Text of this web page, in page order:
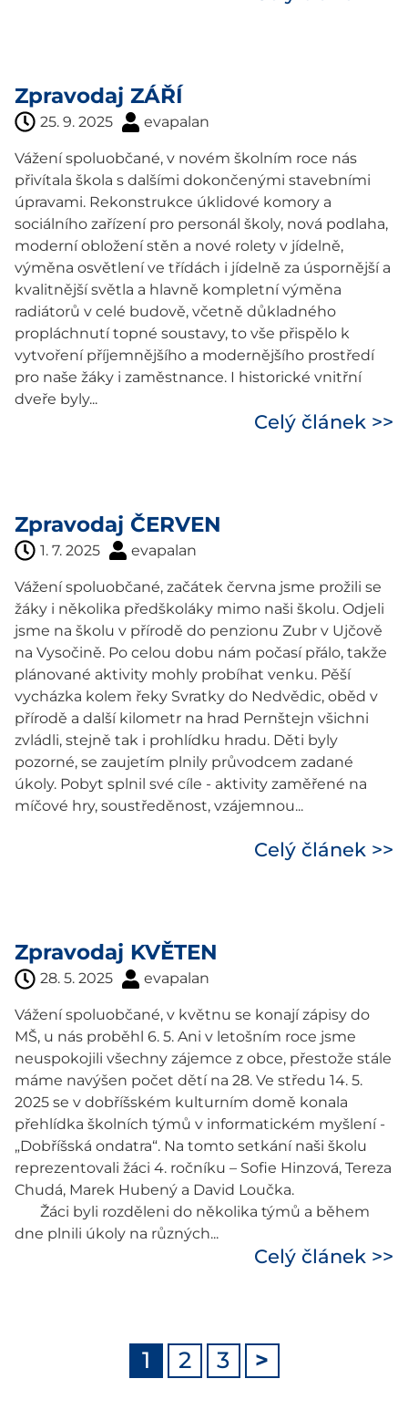
Zpravodaj ZÁŘÍ
25. 9. 2025 evapalan
Vážení spoluobčané, v novém školním roce nás
přivítala škola s dalšími dokončenými stavebními
úpravami. Rekonstrukce úklidové komory a
sociálního zařízení pro personál školy, nová podlaha,
moderní obložení stěn a nové rolety v jídelně,
výměna osvětlení ve třídách i jídelně za úspornější a
kvalitnější světla a hlavně kompletní výměna
radiátorů v celé budově, včetně důkladného
propláchnutí topné soustavy, to vše přispělo k
vytvoření příjemnějšího a modernějšího prostředí
pro naše žáky i zaměstnance. I historické vnitřní
dveře byly...
Celý článek >>
Zpravodaj ČERVEN
1. 7. 2025 evapalan
Vážení spoluobčané, začátek června jsme prožili se
žáky i několika předškoláky mimo naši školu. Odjeli
jsme na školu v přírodě do penzionu Zubr v Ujčově
na Vysočině. Po celou dobu nám počasí přálo, takže
plánované aktivity mohly probíhat venku. Pěší
vycházka kolem řeky Svratky do Nedvědic, oběd v
přírodě a další kilometr na hrad Pernštejn všichni
zvládli, stejně tak i prohlídku hradu. Děti byly
pozorné, se zaujetím plnily průvodcem zadané
úkoly. Pobyt splnil své cíle - aktivity zaměřené na
míčové hry, soustředěnost, vzájemnou...
Celý článek >>
Zpravodaj KVĚTEN
28. 5. 2025 evapalan
Vážení spoluobčané, v květnu se konají zápisy do
MŠ, u nás proběhl 6. 5. Ani v letošním roce jsme
neuspokojili všechny zájemce z obce, přestože stále
máme navýšen počet dětí na 28. Ve středu 14. 5.
2025 se v dobříšském kulturním domě konala
přehlídka školních týmů v informatickém myšlení -
„Dobříšská ondatra“. Na tomto setkání naši školu
reprezentovali žáci 4. ročníku – Sofie Hinzová, Tereza
Chudá, Marek Hubený a David Loučka.
Žáci byli rozděleni do několika týmů a během
dne plnili úkoly na různých...
Celý článek >>
1 2 3 >